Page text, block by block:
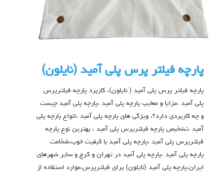
پارچه فیلتر پرس پلی آمید (نایلون)
پارچه فیلتر پرس پلی آمید ( نایلون)، کاربرد پارچه فیلترپرس
پلی آمید ،مزایا و معایب پارچه پلی آمید ،پارچه پلی آمید چیست
و چه کاربردی دارد؟، ویژگی های پارچه پلی آمید ،انواع پارچه پلی
آمید ،تشخیص پارچه فیلترپرس پلی آمید ، بهترین نوع پارچه
فیلترپرس پلی آمید ،پارچه پلی آمید با کیفیت خوب،ضخامت
پارچه پلی آمید ،پارچه پلی آمید در تهران و کرج و سایر شهرهای
ایران،پارچه پلی آمید (نایلون) برای فیلترپرس،موارد استفاده از